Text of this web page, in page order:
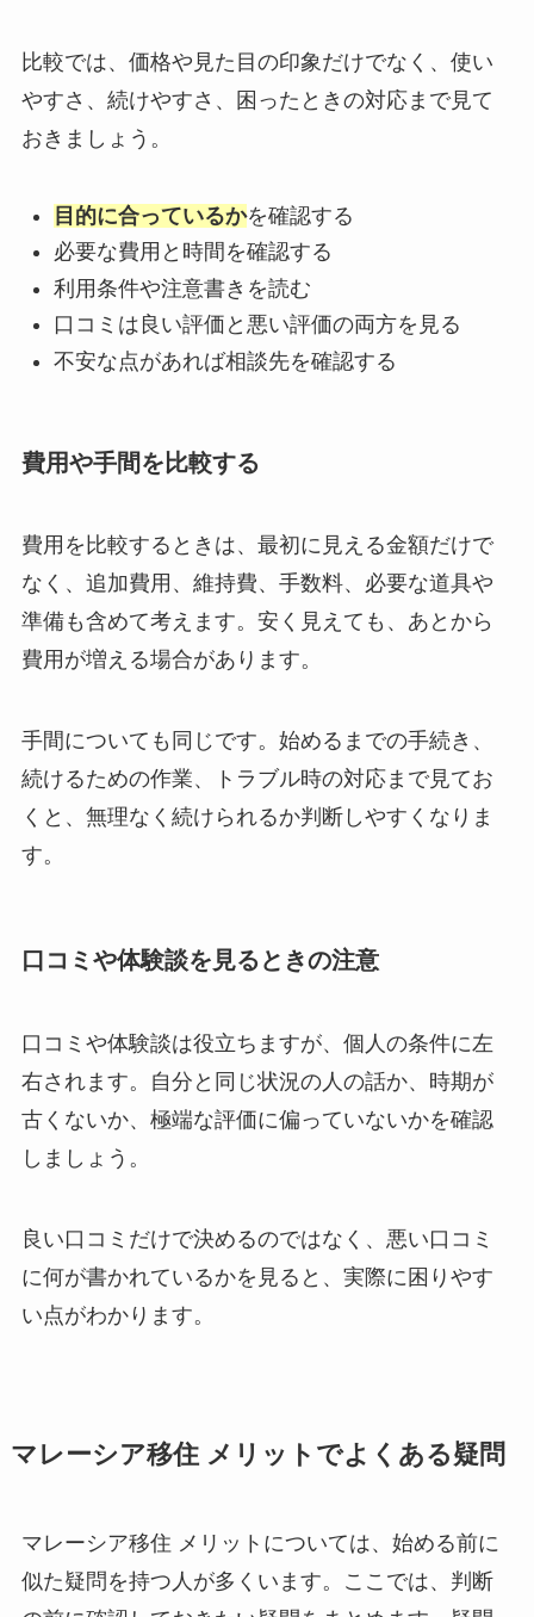
比較では、価格や見た目の印象だけでなく、使い
やすさ、続けやすさ、困ったときの対応まで見て
おきましょう。
目的に合っているかを確認する
必要な費用と時間を確認する
利用条件や注意書きを読む
口コミは良い評価と悪い評価の両方を見る
不安な点があれば相談先を確認する
費用や手間を比較する
費用を比較するときは、最初に見える金額だけで
なく、追加費用、維持費、手数料、必要な道具や
準備も含めて考えます。安く見えても、あとから
費用が増える場合があります。
手間についても同じです。始めるまでの手続き、
続けるための作業、トラブル時の対応まで見てお
くと、無理なく続けられるか判断しやすくなりま
す。
口コミや体験談を見るときの注意
口コミや体験談は役立ちますが、個人の条件に左
右されます。自分と同じ状況の人の話か、時期が
古くないか、極端な評価に偏っていないかを確認
しましょう。
良い口コミだけで決めるのではなく、悪い口コミ
に何が書かれているかを見ると、実際に困りやす
い点がわかります。
マレーシア移住 メリットでよくある疑問
マレーシア移住 メリットについては、始める前に
似た疑問を持つ人が多くいます。ここでは、判断